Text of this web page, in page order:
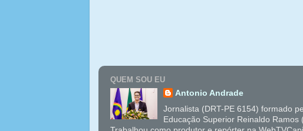
QUEM SOU EU
Antonio Andrade
Jornalista (DRT-PE 6154) formado
Educação Superior Reinaldo Ramos